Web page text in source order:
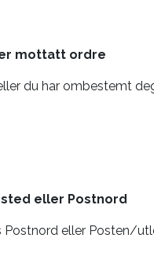
mottatt ordre
du har ombestemt
eller Postnord
eller Posten/